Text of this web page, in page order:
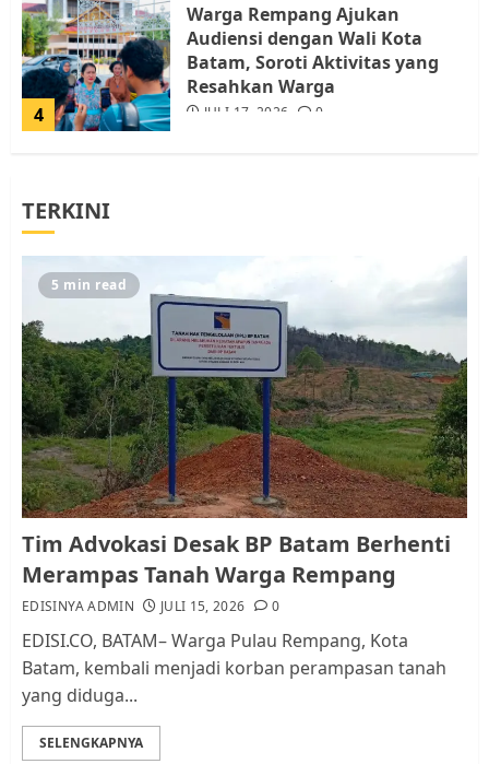
4
Warga Rempang Ajukan
Audiensi dengan Wali Kota
Batam, Soroti Aktivitas yang
Resahkan Warga
JULI 17, 2026 0
5
1
Pemko Batam Tegaskan RT dan
RW bukan Petugas Pendataan
dan Pemungutan Pajak
AGUSTUS 1, 2026 0
Kader Pajak jadi Penghubung
Pemerintah dan Masyarakat di
Lingkungan RT/RW
AGUSTUS 1, 2026
TERKINI
5 min read
Tim Advokasi Desak BP Batam Berhenti
Merampas Tanah Warga Rempang
EDISINYA ADMIN JULI 15, 2026 0
EDISI.CO, BATAM– Warga Pulau Rempang, Kota
Batam, kembali menjadi korban perampasan tanah
yang diduga...
SELENGKAPNYA